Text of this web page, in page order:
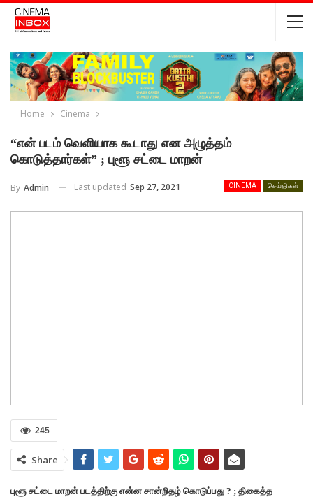
Home Cinema
“என் படம் வெளியாக கூடாது என அழுத்தம்
கொடுத்தார்கள்” ; புளூ சட்டை மாறன்
CINEMA செய்திகள்
By Admin Last updated Sep 27, 2021
245
Share
புளூ சட்டை மாறன் படத்திற்கு என்ன சான்றிதழ் கொடுப்பது ? ; திகைத்த